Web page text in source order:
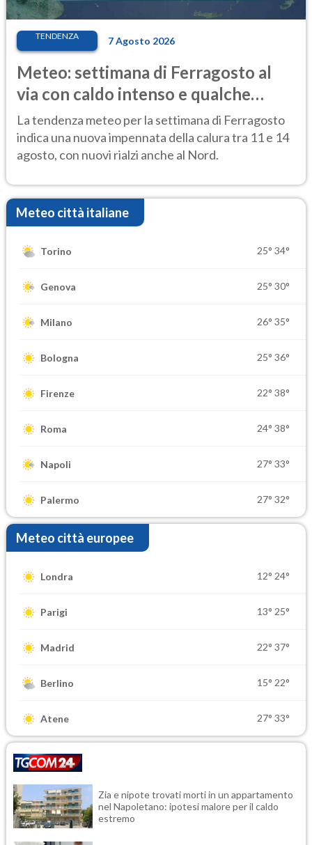
TENDENZA 7 Agosto 2026
Meteo: settimana di Ferragosto al
via con caldo intenso e qualche
temporale
La tendenza meteo per la settimana di Ferragosto
indica una nuova impennata della calura tra 11 e 14
agosto, con nuovi rialzi anche al Nord.
Meteo città italiane
Torino 25° 34°
Genova 25° 30°
Milano 26° 35°
Bologna 25° 36°
Firenze 22° 38°
Roma 24° 38°
Napoli 27° 33°
Palermo 27° 32°
Meteo città europee
Londra 12° 24°
Parigi 13° 25°
Madrid 22° 37°
Berlino 15° 22°
Atene 27° 33°
Zia e nipote trovati morti in un appartamento
nel Napoletano: ipotesi malore per il caldo
estremo